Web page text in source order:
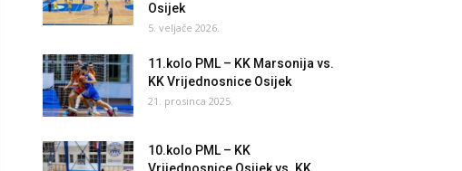
Osijek
5. veljače 2026.
11.kolo PML – KK Marsonija vs.
KK Vrijednosnice Osijek
21. prosinca 2025.
10.kolo PML – KK